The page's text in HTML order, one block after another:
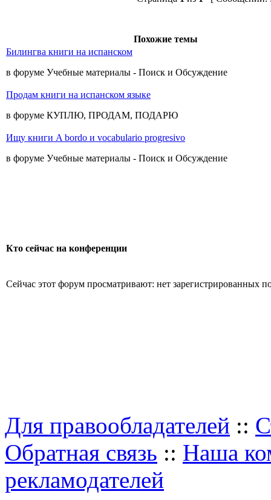
Похожие темы
Билингва книги на испанском
в форуме Учебные материалы - Поиск и Обсуждение
Продам книги на испанском языке
в форуме КУПЛЮ, ПРОДАМ, ПОДАРЮ
Ищу книги A bordo и vocabulario progresivo
в форуме Учебные материалы - Поиск и Обсуждение
Кто сейчас на конференции
Сейчас этот форум просматривают: нет зарегистрированных
Для правообладателей ::
Обратная связь :: Наша
рекламодателей